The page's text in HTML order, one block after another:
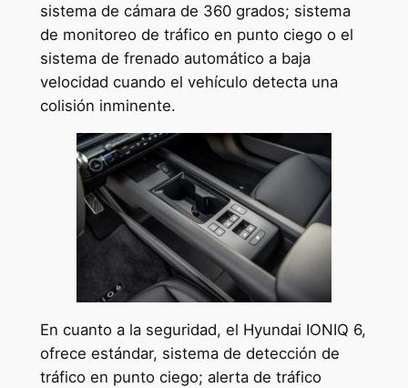
sistema de cámara de 360 grados; sistema
de monitoreo de tráfico en punto ciego o el
sistema de frenado automático a baja
velocidad cuando el vehículo detecta una
colisión inminente.
En cuanto a la seguridad, el Hyundai IONIQ 6,
ofrece estándar, sistema de detección de
tráfico en punto ciego; alerta de tráfico